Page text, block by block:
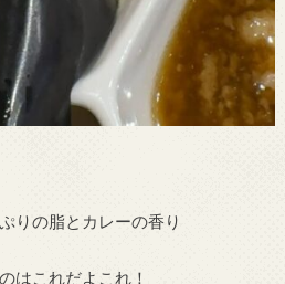
りの脂とカレーの香り
はこれだよこれ！